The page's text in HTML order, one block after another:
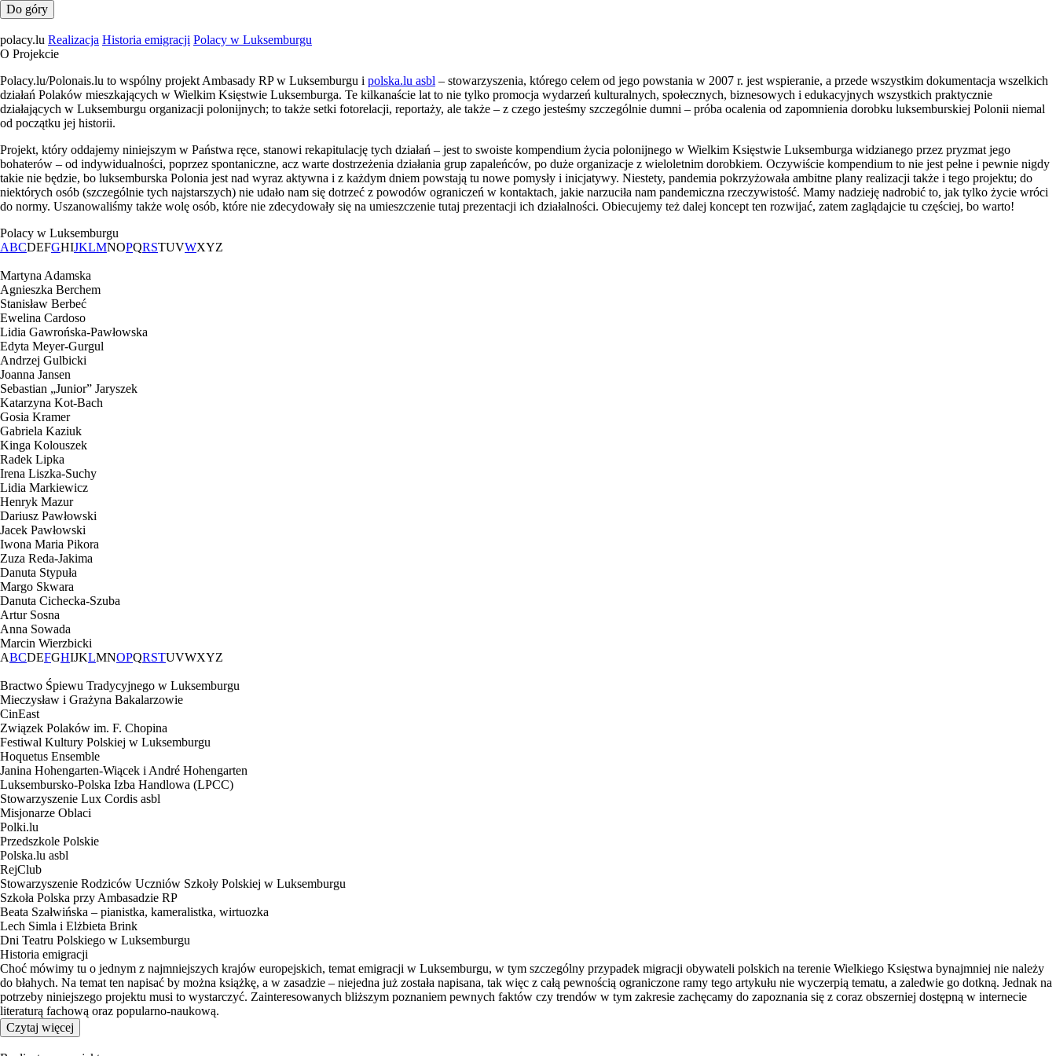
Do góry
polacy.lu Realizacja Historia emigracji Polacy w Luksemburgu
O Projekcie
Polacy.lu/Polonais.lu to wspólny projekt Ambasady RP w Luksemburgu i polska.lu asbl – stowarzyszenia, którego celem od jego powstania w 2007 r. jest wspieranie, a przede wszystkim dokumentacja wszelkich
działań Polaków mieszkających w Wielkim Księstwie Luksemburga. Te kilkanaście lat to nie tylko promocja wydarzeń kulturalnych, społecznych, biznesowych i edukacyjnych wszystkich praktycznie
działających w Luksemburgu organizacji polonijnych; to także setki fotorelacji, reportaży, ale także – z czego jesteśmy szczególnie dumni – próba ocalenia od zapomnienia dorobku luksemburskiej Polonii niemal
od początku jej historii.
Projekt, który oddajemy niniejszym w Państwa ręce, stanowi rekapitulację tych działań – jest to swoiste kompendium życia polonijnego w Wielkim Księstwie Luksemburga widzianego przez pryzmat jego
bohaterów – od indywidualności, poprzez spontaniczne, acz warte dostrzeżenia działania grup zapaleńców, po duże organizacje z wieloletnim dorobkiem. Oczywiście kompendium to nie jest pełne i pewnie nigdy
takie nie będzie, bo luksemburska Polonia jest nad wyraz aktywna i z każdym dniem powstają tu nowe pomysły i inicjatywy. Niestety, pandemia pokrzyżowała ambitne plany realizacji także i tego projektu; do
niektórych osób (szczególnie tych najstarszych) nie udało nam się dotrzeć z powodów ograniczeń w kontaktach, jakie narzuciła nam pandemiczna rzeczywistość. Mamy nadzieję nadrobić to, jak tylko życie wróci
do normy. Uszanowaliśmy także wolę osób, które nie zdecydowały się na umieszczenie tutaj prezentacji ich działalności. Obiecujemy też dalej koncept ten rozwijać, zatem zaglądajcie tu częściej, bo warto!
Polacy w Luksemburgu
ABCDEFGHIJKLMNOPQRSTUVWXYZ
Martyna Adamska
Agnieszka Berchem
Stanisław Berbeć
Ewelina Cardoso
Lidia Gawrońska-Pawłowska
Edyta Meyer-Gurgul
Andrzej Gulbicki
Joanna Jansen
Sebastian „Junior” Jaryszek
Katarzyna Kot-Bach
Gosia Kramer
Gabriela Kaziuk
Kinga Kolouszek
Radek Lipka
Irena Liszka-Suchy
Lidia Markiewicz
Henryk Mazur
Dariusz Pawłowski
Jacek Pawłowski
Iwona Maria Pikora
Zuza Reda-Jakima
Danuta Stypuła
Margo Skwara
Danuta Cichecka-Szuba
Artur Sosna
Anna Sowada
Marcin Wierzbicki
ABCDEFGHIJKLMNOPQRSTUVWXYZ
Bractwo Śpiewu Tradycyjnego w Luksemburgu
Mieczysław i Grażyna Bakalarzowie
CinEast
Związek Polaków im. F. Chopina
Festiwal Kultury Polskiej w Luksemburgu
Hoquetus Ensemble
Janina Hohengarten-Wiącek i André Hohengarten
Luksembursko-Polska Izba Handlowa (LPCC)
Stowarzyszenie Lux Cordis asbl
Misjonarze Oblaci
Polki.lu
Przedszkole Polskie
Polska.lu asbl
RejClub
Stowarzyszenie Rodziców Uczniów Szkoły Polskiej w Luksemburgu
Szkoła Polska przy Ambasadzie RP
Beata Szałwińska – pianistka, kameralistka, wirtuozka
Lech Simla i Elżbieta Brink
Dni Teatru Polskiego w Luksemburgu
Historia emigracji
Choć mówimy tu o jednym z najmniejszych krajów europejskich, temat emigracji w Luksemburgu, w tym szczególny przypadek migracji obywateli polskich na terenie Wielkiego Księstwa bynajmniej nie należy
do błahych. Na temat ten napisać by można książkę, a w zasadzie – niejedna już została napisana, tak więc z całą pewnością ograniczone ramy tego artykułu nie wyczerpią tematu, a zaledwie go dotkną. Jednak na
potrzeby niniejszego projektu musi to wystarczyć. Zainteresowanych bliższym poznaniem pewnych faktów czy trendów w tym zakresie zachęcamy do zapoznania się z coraz obszerniej dostępną w internecie
literaturą fachową oraz popularno-naukową.
Czytaj więcej